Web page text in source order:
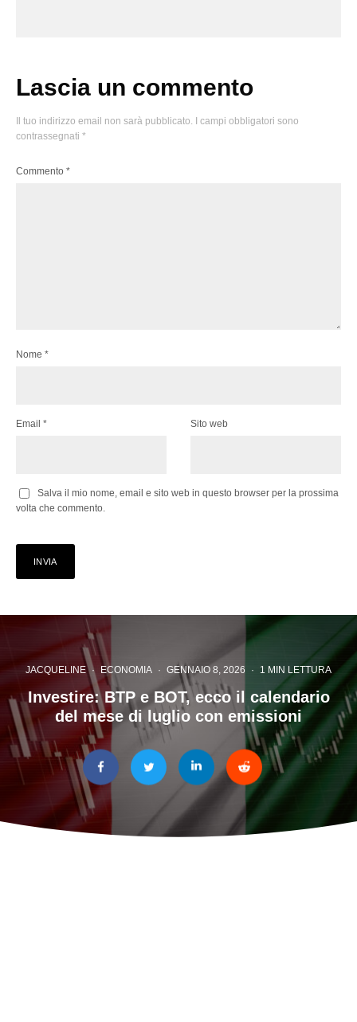
Lascia un commento
Il tuo indirizzo email non sarà pubblicato.
I campi obbligatori sono
contrassegnati *
Commento *
Nome *
Email * Sito web
Salva il mio nome, email e sito web in questo browser per la prossima
volta che commento.
JACQUELINE · ECONOMIA · GENNAIO 8, 2026 · 1 MIN LETTURA
Investire: BTP e BOT, ecco il calendario
del mese di luglio con emissioni